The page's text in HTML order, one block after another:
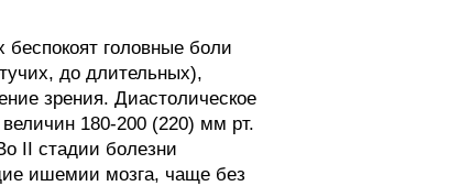
головные боли
до длительных),
зрения. Диастолическое
180-200 (220) мм рт.
II стадии болезни
ишемии мозга, чаще без